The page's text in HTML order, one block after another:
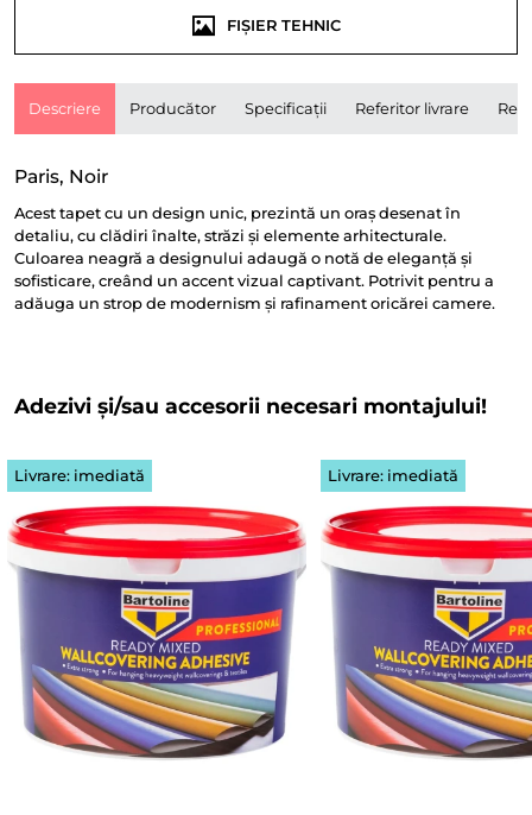
FIȘIER TEHNIC
Descriere Producător Specificații Referitor livrare
Paris, Noir
Acest tapet cu un design unic, prezintă un oraș desenat în
detaliu, cu clădiri înalte, străzi și elemente arhitecturale.
Culoarea neagră a designului adaugă o notă de eleganță și
sofisticare, creând un accent vizual captivant. Potrivit pentru a
adăuga un strop de modernism și rafinament oricărei camere.
Adezivi și/sau accesorii necesari montajului!
Livrare: imediată Livrare: imediată